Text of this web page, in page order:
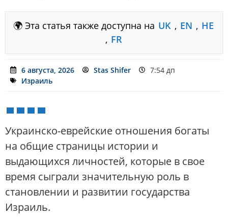
🌍 Эта статья также доступна на UK , EN , HE
, FR
6 августа, 2026 Stas Shifer
7:54 дп
Израиль
Украинско-еврейские отношения богаты
на общие страницы истории и
выдающихся личностей, которые в свое
время сыграли значительную роль в
становлении и развитии государства
Израиль.